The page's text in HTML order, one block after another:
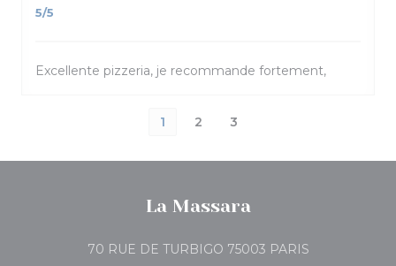
5/5
Excellente pizzeria, je recommande fortement,
1 2 3
La Massara
70 RUE DE TURBIGO 75003 PARIS((ouvre une